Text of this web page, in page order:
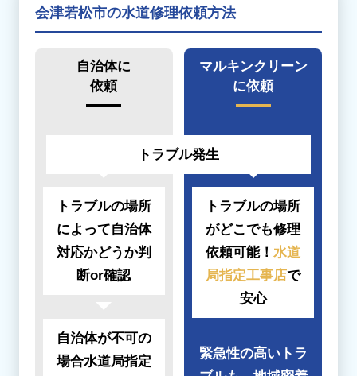
会津若松市の水道修理依頼方法
トラブル発生
自治体に
依頼
トラブルの場所
によって自治体
対応かどうか判
断or確認
自治体が不可の
場合水道局指定
マルキンクリーン
に依頼
トラブルの場所
がどこでも修理
依頼可能！ 水道
局指定工事店で
安心
緊急性の高いトラ